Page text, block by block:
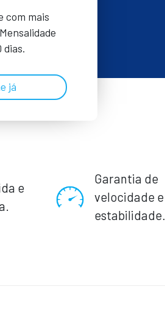
com mais
dias.
já
e
Garantia de
velocidade e
estabilidade.